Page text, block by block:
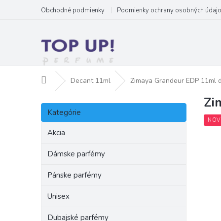
obsah
Obchodné podmienky Podmienky ochrany osobných
DomovDecant 11ml Zimaya Grandeur EDP 11ml
B
č
Preskočiť
kategórie
Kategórie
Akcia
Dámske parfémy
Pánske parfémy
Unisex
Dubajské parfémy